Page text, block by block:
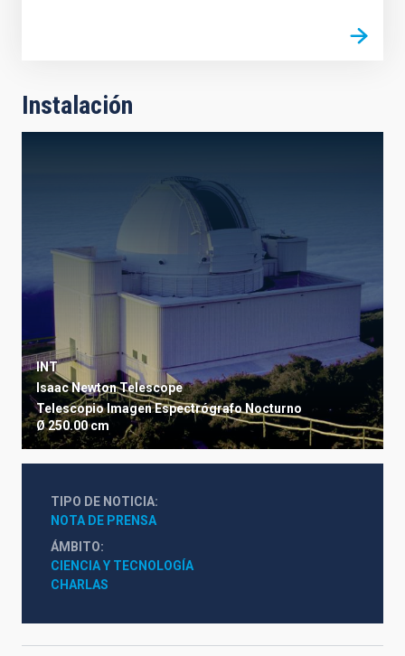
Instalación
INT
Isaac Newton Telescope
TelescopioImagenEspectrógrafoNocturno
Ø 250.00 cm
TIPO DE NOTICIA
NOTA DE PRENSA
ÁMBITO
CIENCIA Y TECNOLOGÍA
CHARLAS